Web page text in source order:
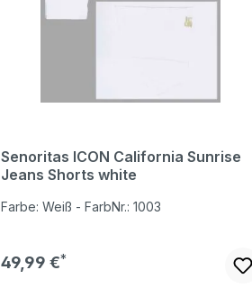
Senoritas ICON California Sunrise
Jeans Shorts white
Farbe: Weiß - FarbNr.: 1003
Regulärer Preis:
49,99 €